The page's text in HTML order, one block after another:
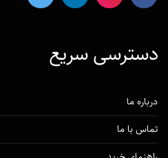
دسترسی‌ سریع
درباره ما
تماس با ما